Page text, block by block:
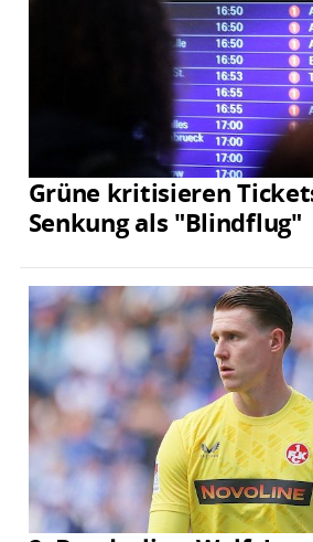
Grüne kritisieren
Senkung als "Blindflug"